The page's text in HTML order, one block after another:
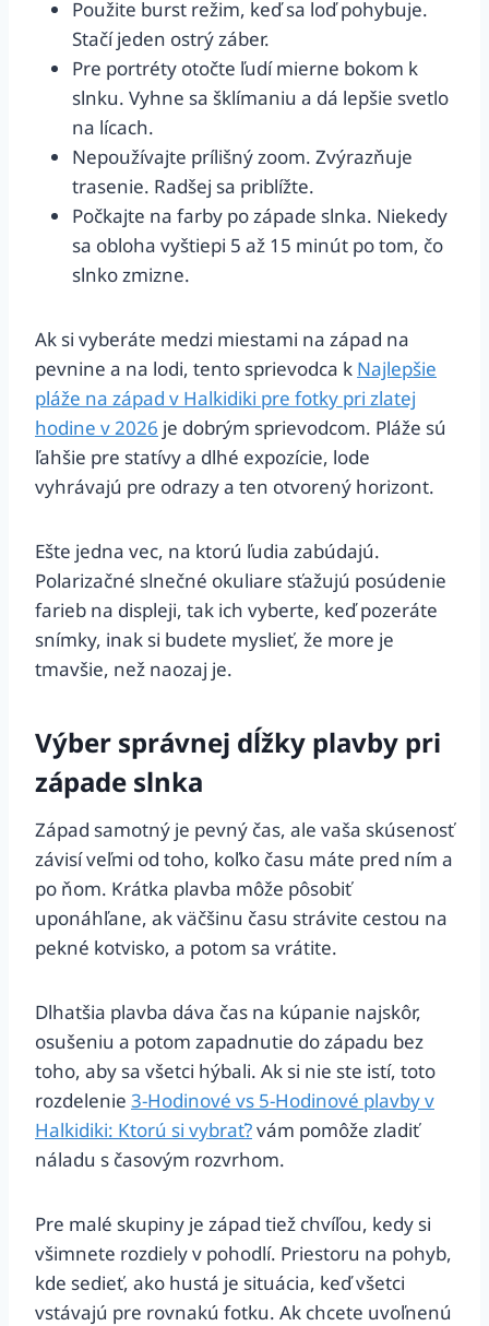
Použite burst režim, keď sa loď pohybuje.
Stačí jeden ostrý záber.
Pre portréty otočte ľudí mierne bokom k
slnku. Vyhne sa šklímaniu a dá lepšie svetlo
na lícach.
Nepoužívajte prílišný zoom. Zvýrazňuje
trasenie. Radšej sa priblížte.
Počkajte na farby po západe slnka. Niekedy
sa obloha vyštiepi 5 až 15 minút po tom, čo
slnko zmizne.
Ak si vyberáte medzi miestami na západ na
pevnine a na lodi, tento sprievodca k Najlepšie
pláže na západ v Halkidiki pre fotky pri zlatej
hodine v 2026 je dobrým sprievodcom. Pláže sú
ľahšie pre statívy a dlhé expozície, lode
vyhrávajú pre odrazy a ten otvorený horizont.
Ešte jedna vec, na ktorú ľudia zabúdajú.
Polarizačné slnečné okuliare sťažujú posúdenie
farieb na displeji, tak ich vyberte, keď pozeráte
snímky, inak si budete myslieť, že more je
tmavšie, než naozaj je.
Výber správnej dĺžky plavby pri
západe slnka
Západ samotný je pevný čas, ale vaša skúsenosť
závisí veľmi od toho, koľko času máte pred ním a
po ňom. Krátka plavba môže pôsobiť
uponáhľane, ak väčšinu času strávite cestou na
pekné kotvisko, a potom sa vrátite.
Dlhatšia plavba dáva čas na kúpanie najskôr,
osušeniu a potom zapadnutie do západu bez
toho, aby sa všetci hýbali. Ak si nie ste istí, toto
rozdelenie 3-Hodinové vs 5-Hodinové plavby v
Halkidiki: Ktorú si vybrať?vám pomôže zladiť
náladu s časovým rozvrhom.
Pre malé skupiny je západ tiež chvíľou, kedy si
všimnete rozdiely v pohodlí. Priestoru na pohyb,
kde sedieť, ako hustá je situácia, keď všetci
vstávajú pre rovnakú fotku. Ak chcete uvoľnenú